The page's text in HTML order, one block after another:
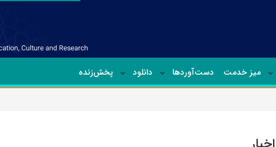
میز خدمت دست‌آوردها دانلود پخش‌زنده